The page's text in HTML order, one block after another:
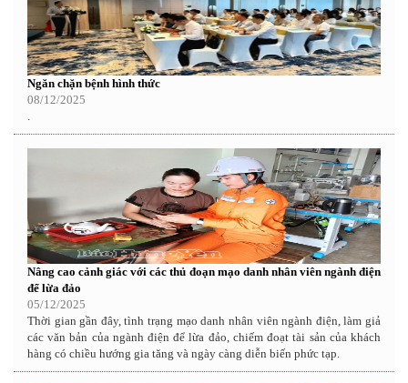
Ngăn chặn bệnh hình thức
08/12/2025
Nâng cao cảnh giác với các thủ đoạn mạo danh nhân viên ngành điện
để lừa đảo
05/12/2025
Thời gian gần đây, tình trạng mạo danh nhân viên ngành điện, làm giả
các văn bản của ngành điện để lừa đảo, chiếm đoạt tài sản của khách
hàng có chiều hướng gia tăng và ngày càng diễn biến phức tạp.